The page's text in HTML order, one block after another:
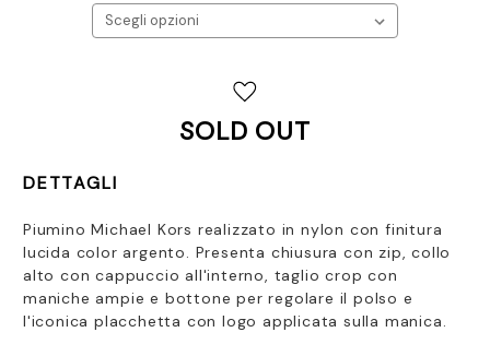
SOLD OUT
DETTAGLI
Piumino Michael Kors realizzato in nylon con finitura
lucida color argento. Presenta chiusura con zip, collo
alto con cappuccio all'interno, taglio crop con
maniche ampie e bottone per regolare il polso e
l'iconica placchetta con logo applicata sulla manica.